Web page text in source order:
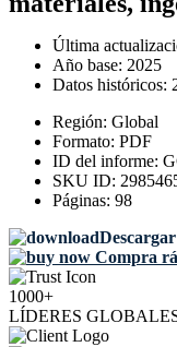
Última
Año base: 2025
Datos históricos:
Región: Global
Formato: PDF
ID del informe:
SKU ID:
Páginas: 98
Compra
1000+
LÍDERES